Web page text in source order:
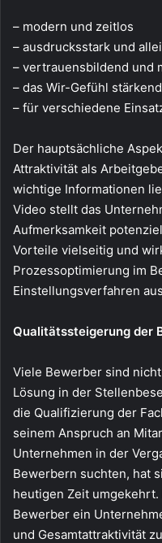
– modern und zeitlos
– ausdrucksstark und
– vertrauensbildend und
– das Wir-Gefühl stärkend
– für verschiedene
Der hauptsächliche
Attraktivität als
wichtige Informationen
Video stellt das
Aufmerksamkeit
Vorteile vielseitig und
Prozessoptimierung im
Einstellungsverfahren
Qualitätssteigerung der
Viele Bewerber sind
Lösung in der
die Qualifizierung der
seinem Anspruch an
Unternehmen in der
Bewerbern suchten, hat
heutigen Zeit
Bewerber ein
und Gesamtattraktivität